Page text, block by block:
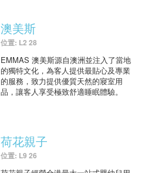
澳美斯
位置: L2 28
EMMAS 澳美斯源自澳洲並注入了當地
的獨特文化，為客人提供最貼心及專業
的服務，致力提供優質天然的寢室用
品，讓客人享受極致舒適睡眠體驗。
荷花親子
位置: L9 26